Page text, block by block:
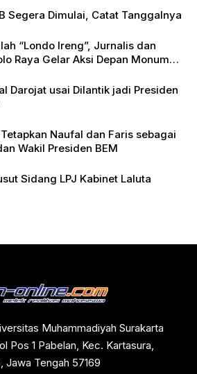
Segera Dimulai, Catat Tanggalnya
“Londo Ireng”, Jurnalis dan
Raya Gelar Aksi Depan Monumen
Darojat usai Dilantik jadi Presiden
Tetapkan Naufal dan Faris sebagai
Wakil Presiden BEM
Sidang LPJ Kabinet Laluta
Muhammadiyah Surakarta
Pos 1 Pabelan, Kec. Kartasura,
Jawa Tengah 57169